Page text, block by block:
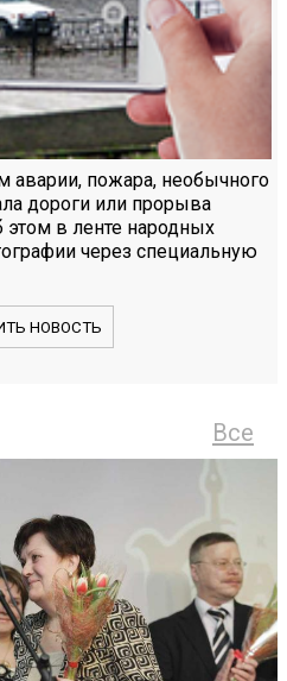
аварии, пожара, необычного
дороги или прорыва
этом в ленте народных
через специальную
НОВОСТЬ
Все